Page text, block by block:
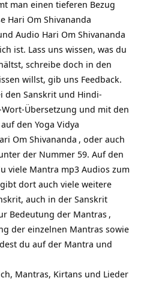
man einen tieferen Bezug
Hari Om Shivananda
Audio Hari Om Shivananda
ist. Lass uns wissen, was du
schreibe doch in den
willst, gib uns Feedback.
den Sanskrit und Hindi-
Übersetzung und mit den
den Yoga Vidya
Om Shivananda , oder auch
der Nummer 59. Auf den
viele Mantra mp3 Audios zum
dort auch viele weitere
auch in der Sanskrit
Bedeutung der Mantras ,
der einzelnen Mantras sowie
du aufder Mantra und
Mantras, Kirtans und Lieder